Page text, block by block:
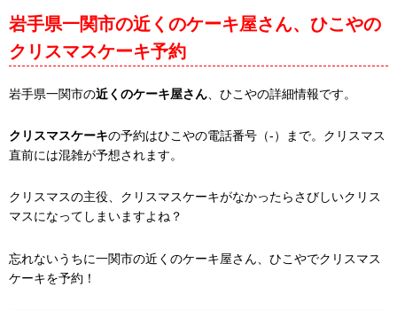
岩手県一関市の近くのケーキ屋さん、ひこやの
クリスマスケーキ予約
岩手県一関市の近くのケーキ屋さん 、ひこやの詳細情報です。
クリスマスケーキの予約はひこやの電話番号（-）まで。クリスマス
直前には混雑が予想されます。
クリスマスの主役、クリスマスケーキがなかったらさびしいクリス
マスになってしまいますよね？
忘れないうちに一関市の近くのケーキ屋さん、ひこやでクリスマス
ケーキを予約！